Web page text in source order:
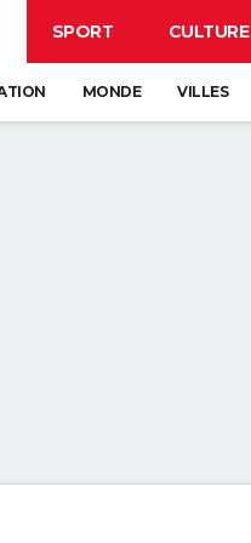
SPORT CULTURE
MONDE VILLES